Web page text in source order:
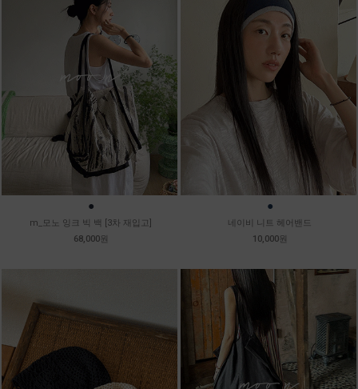
●
m_모노 잉크 빅 백 [3차 재입고]
68,000원
●
네이비 니트 헤어밴드
10,000원